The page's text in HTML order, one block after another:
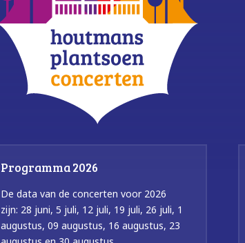
Programma 2026
De data van de concerten voor 2026
zijn: 28 juni, 5 juli, 12 juli, 19 juli, 26 juli, 1
augustus, 09 augustus, 16 augustus, 23